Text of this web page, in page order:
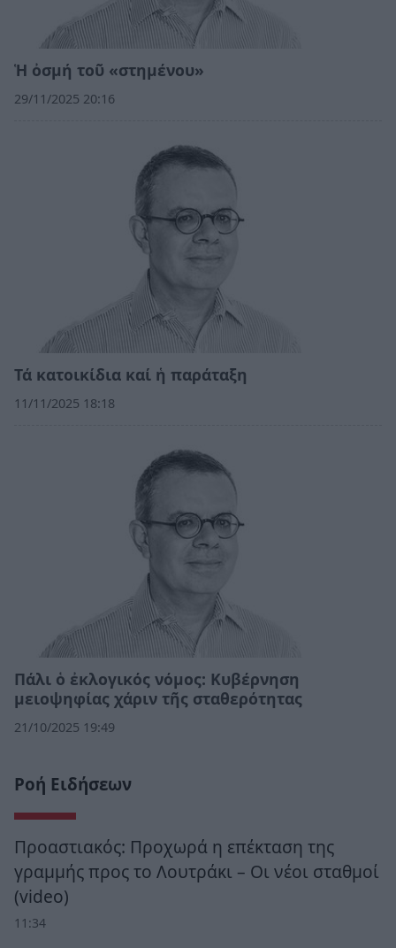
Ἡ ὀσμή τοῦ «στημένου»
29/11/2025 20:16
Τά κατοικίδια καί ἡ παράταξη
11/11/2025 18:18
Πάλι ὁ ἐκλογικός νόμος: Κυβέρνηση
μειοψηφίας χάριν τῆς σταθερότητας
21/10/2025 19:49
Ροή Ειδήσεων
Προαστιακός: Προχωρά η επέκταση της
γραμμής προς το Λουτράκι – Οι νέοι σταθμοί
(video)
11:34